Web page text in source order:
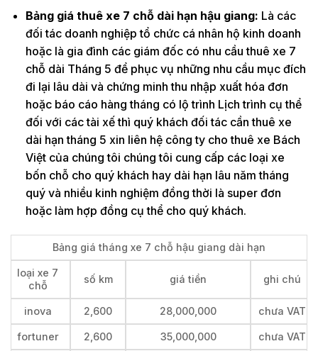
Bảng giá thuê xe 7 chỗ dài hạn hậu giang: Là các
đối tác doanh nghiệp tổ chức cá nhân hộ kinh doanh
hoặc là gia đình các giám đốc có nhu cầu thuê xe 7
chỗ dài Tháng 5 để phục vụ những nhu cầu mục đích
đi lại lâu dài và chứng minh thu nhập xuất hóa đơn
hoặc báo cáo hàng tháng có lộ trình Lịch trình cụ thể
đối với các tài xế thì quý khách đối tác cần thuê xe
dài hạn tháng 5 xin liên hệ công ty cho thuê xe Bách
Việt của chúng tôi chúng tôi cung cấp các loại xe
bốn chỗ cho quý khách hay dài hạn lâu năm tháng
quý và nhiều kinh nghiệm đồng thời là super đơn
hoặc làm hợp đồng cụ thể cho quý khách.
Bảng giá tháng xe 7 chỗ hậu giang dài hạn
loại xe 7
chỗ
số km giá tiền ghi chú
inova 2,600 28,000,000 chưa VAT
fortuner 2,600 35,000,000 chưa VAT